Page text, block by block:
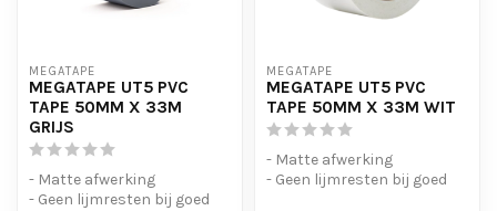
MEGATAPE
MEGATAPE UT5 PVC
TAPE 50MM X 33M
GRIJS
- Matte afwerking
- Geen lijmresten bij goed
MEGATAPE
MEGATAPE UT5 PVC
TAPE 50MM X 33M WIT
- Matte afwerking
- Geen lijmresten bij goed